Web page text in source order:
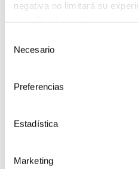
negativa no limitará su
más información, puede
Necesario
Preferencias
Estadística
Marketing